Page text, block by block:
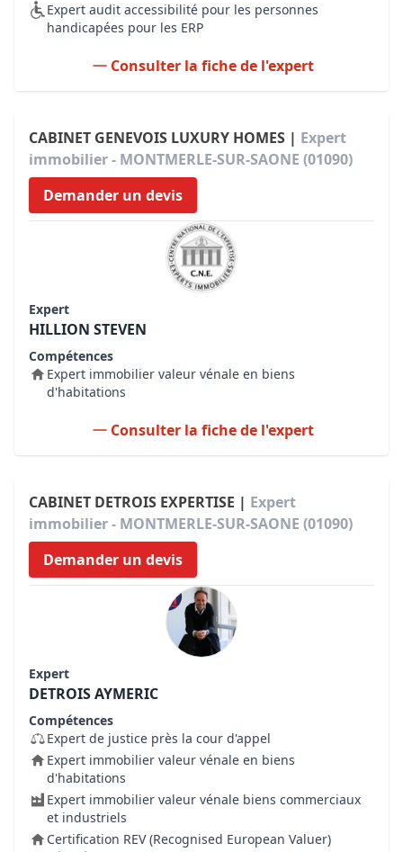
Expert audit accessibilité pour les personnes
handicapées pour les ERP
Consulter la fiche de l'expert
CABINET GENEVOIS LUXURY HOMES | Expert
immobilier - MONTMERLE-SUR-SAONE (01090)
Demander un devis
Expert
HILLION STEVEN
Compétences
Expert immobilier valeur vénale en biens
d'habitations
Consulter la fiche de l'expert
CABINET DETROIS EXPERTISE | Expert
immobilier - MONTMERLE-SUR-SAONE (01090)
Demander un devis
Expert
DETROIS AYMERIC
Compétences
Expert de justice près la cour d'appel
Expert immobilier valeur vénale en biens
d'habitations
Expert immobilier valeur vénale biens commerciaux
et industriels
Certification REV (Recognised European Valuer)